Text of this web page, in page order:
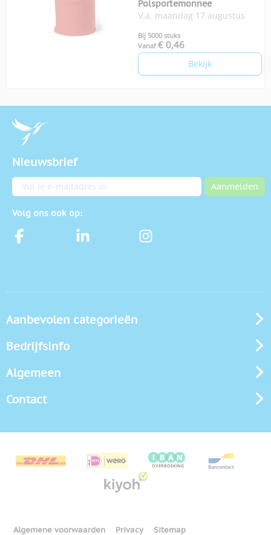
Polsportemonnee
V.a. maandag 17 augustus
Bij 5000 stuks
Vanaf € 0,46
Bekijk
Nieuwsbrief
E-mailadres Aanmelden
Volg ons ook op:
Aanbevolen categorieën
Bedrijfsinfo
Algemeen
Contact
Algemene voorwaarden Privacy Sitemap